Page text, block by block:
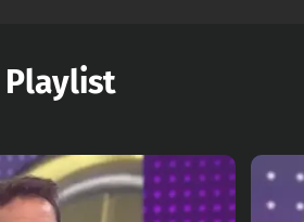
Playlist